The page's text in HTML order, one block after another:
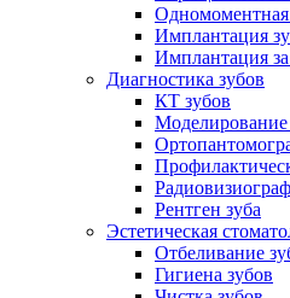
Имплантация
Имплантация
Диагностика зубов
КТ зубов
Моделирование
Рентген зуба
Эстетическая
Отбеливание
Гигиена зубов